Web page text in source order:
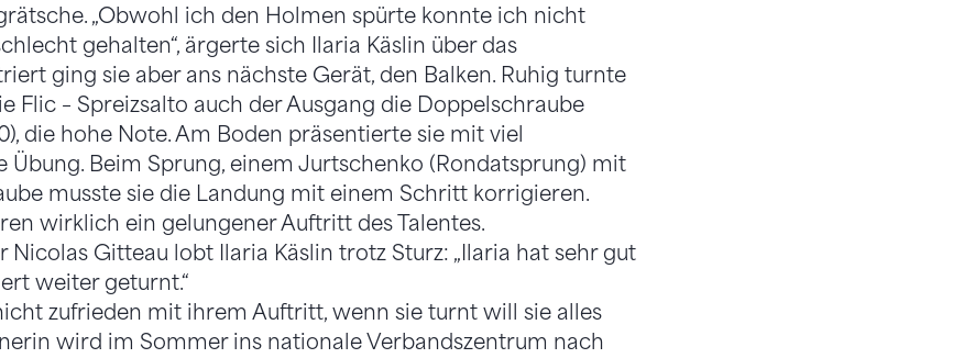
„Obwohl ich den Holmen spürte konnte ich nicht
gehalten“, ärgerte sich Ilaria Käslin über das
ging sie aber ans nächste Gerät, den Balken. Ruhig turnte
Flic – Spreizsalto auch der Ausgang die Doppelschraube
die hohe Note. Am Boden präsentierte sie mit viel
Übung. Beim Sprung, einem Jurtschenko (Rondatsprung) mit
musste sie die Landung mit einem Schritt korrigieren.
wirklich ein gelungener Auftritt des Talentes.
Gitteau lobt Ilaria Käslin trotz Sturz: „Ilaria hat sehr gut
weiter geturnt.“
zufrieden mit ihrem Auftritt, wenn sie turnt will sie alles
wird im Sommer ins nationale Verbandszentrum nach